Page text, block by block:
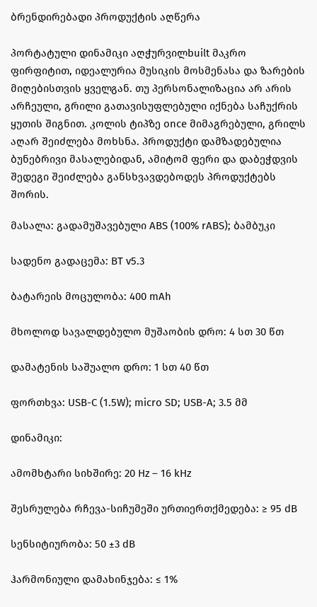
ᲑᲠᲔᲜᲓᲘᲠᲔᲑᲐᲓᲘ ᲞᲠᲝᲓᲣᲥᲢᲘᲡ ᲐᲦᲬᲔᲠᲐ
პორტატული დინამიკი აღჭურვილbuilt მაკრო
ფირფიტით, იდეალურია მუსიკის მოსმენასა და ზარების
მიღებისთვის ყველგან. თუ პერსონალიზაცია არ არის
არჩეული, გრილი გათავისუფლებული იქნება საჩუქრის
ყუთის შიგნით. კოლის ტიპზე once მიმაგრებული, გრილს
აღარ შეიძლება მოხსნა. პროდუქტი დამზადებულია
ბუნებრივი მასალებიდან, ამიტომ ფერი და დაბეჭდვის
შედეგი შეიძლება განსხვავდებოდეს პროდუქტებს
შორის.
მასალა: გადამუშავებული ABS (100% rABS); ბამბუკი
სადენო გადაცემა: BT v5.3
ბატარეის მოცულობა: 400 mAh
მხოლოდ სავალდებულო მუშაობის დრო: 4 სთ 30 წთ
დამატენის საშუალო დრო: 1 სთ 40 წთ
ფორთხვა: USB-C (1.5W); micro SD; USB-A; 3.5 მმ
დინამიკი:
ამომხტარი სიხშირე: 20 Hz – 16 kHz
შესრულება რჩევა-სიჩუმეში ურთიერთქმედება: ≥ 95 dB
სენსიტიურობა: 50 ±3 dB
ჰარმონიული დამახინჯება: ≤ 1%